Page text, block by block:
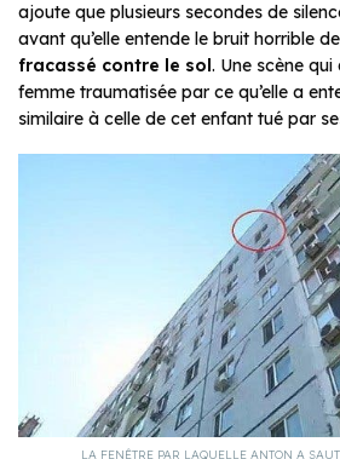
ajoute que plusieurs secondes de
avant qu’elle entende le bruit horrible de
fracassé contre le sol . Une scène
femme traumatisée par ce qu’elle a
similaire à celle de cet enfant tué par
LA FENÊTRE PAR LAQUELLE ANTON A